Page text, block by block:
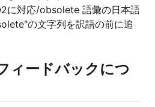
に対応/obsolete 語彙の日本語
の文字列を訳語の前に追
ィードバックにつ